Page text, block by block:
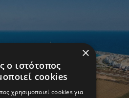
×
ο ιστότοπος
cookies
χρησιμοποιεί cookies για